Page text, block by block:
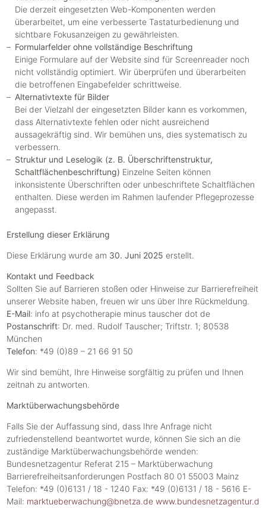
Die derzeit eingesetzten Web-Komponenten werden
überarbeitet, um eine verbesserte Tastaturbedienung und
sichtbare Fokusanzeigen zu gewährleisten.
Formularfelder ohne vollständige Beschriftung
Einige Formulare auf der Website sind für Screenreader noch
nicht vollständig optimiert. Wir überprüfen und überarbeiten
die betroffenen Eingabefelder schrittweise.
Alternativtexte für Bilder
Bei der Vielzahl der eingesetzten Bilder kann es vorkommen,
dass Alternativtexte fehlen oder nicht ausreichend
aussagekräftig sind. Wir bemühen uns, dies systematisch zu
verbessern.
Struktur und Leselogik (z. B. Überschriftenstruktur,
Schaltflächenbeschriftung) Einzelne Seiten können
inkonsistente Überschriften oder unbeschriftete Schaltflächen
enthalten. Diese werden im Rahmen laufender Pflegeprozesse
angepasst.
Erstellung dieser Erklärung
Diese Erklärung wurde am 30. Juni 2025 erstellt.
Kontakt und Feedback
Sollten Sie auf Barrieren stoßen oder Hinweise zur Barrierefreiheit
unserer Website haben, freuen wir uns über Ihre Rückmeldung.
E-Mail: info at psychotherapie minus tauscher dot de
Postanschrift: Dr. med. Rudolf Tauscher; Triftstr. 1; 80538
München
Telefon: *49 (0)89 – 21 66 91 50
Wir sind bemüht, Ihre Hinweise sorgfältig zu prüfen und Ihnen
zeitnah zu antworten.
Marktüberwachungsbehörde
Falls Sie der Auffassung sind, dass Ihre Anfrage nicht
zufriedenstellend beantwortet wurde, können Sie sich an die
zuständige Marktüberwachungsbehörde wenden:
Bundesnetzagentur Referat 215 – Marktüberwachung
Barrierefreiheitsanforderungen Postfach 80 01 55003 Mainz
Telefon: *49 (0)6131 / 18 - 1240 Fax: *49 (0)6131 / 18 - 5616 E-
Mail: marktueberwachung@bnetza.de www.bundesnetzagentur.d